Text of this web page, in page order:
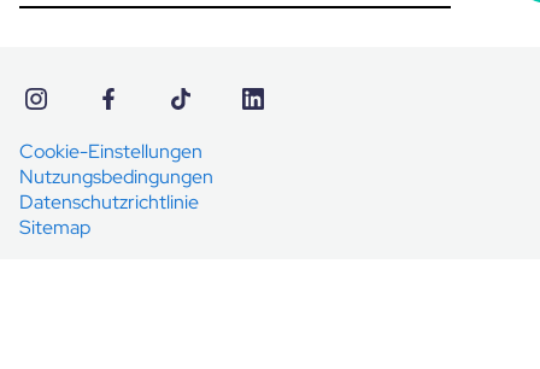
Cookie-Einstellungen
Nutzungsbedingungen
Datenschutzrichtlinie
Sitemap